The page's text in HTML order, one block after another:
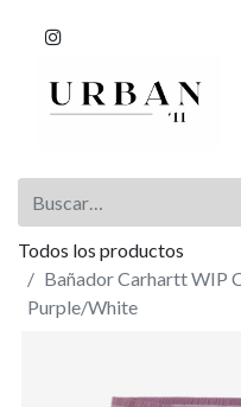
Todos los productos
Bañador Carhartt WIP
Purple/White